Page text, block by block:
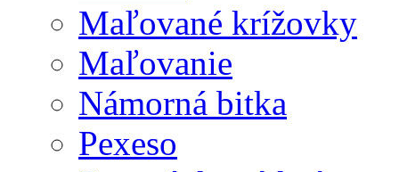
Maľované krížovky
Maľovanie
Námorná bitka
Pexeso